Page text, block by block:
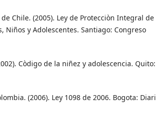
Chile. (2005). Ley de Protecciòn Integral de
Niños y Adolescentes. Santiago: Congreso
Còdigo de la niñez y adolescencia. Quito:
(2006). Ley 1098 de 2006. Bogota: